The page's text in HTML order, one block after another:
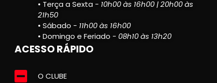
• Terça a Sexta - 10h00 às 16h00 | 20h00 às
21h50
• Sábado - 11h00 às 16h00
• Domingo e Feriado - 08h10 às 13h20
ACESSO RÁPIDO
O CLUBE